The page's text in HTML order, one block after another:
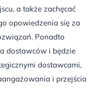
a także zachęcać
opowiedzenia się za
Ponadto
dostawców i będzie
dostawcami,
i przejścia